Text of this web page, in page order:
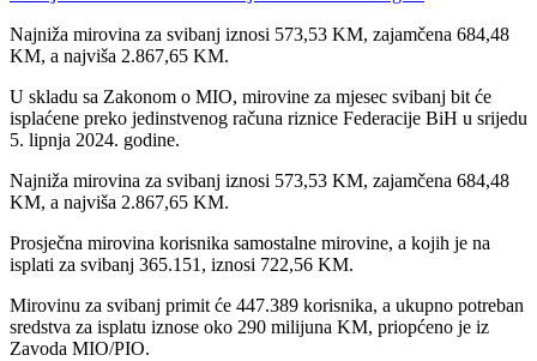
Najniža mirovina za svibanj iznosi 573,53 KM, zajamčena 684,48
KM, a najviša 2.867,65 KM.
U skladu sa Zakonom o MIO, mirovine za mjesec svibanj bit će
isplaćene preko jedinstvenog računa riznice Federacije BiH u srijedu
5. lipnja 2024. godine.
Najniža mirovina za svibanj iznosi 573,53 KM, zajamčena 684,48
KM, a najviša 2.867,65 KM.
Prosječna mirovina korisnika samostalne mirovine, a kojih je na
isplati za svibanj 365.151, iznosi 722,56 KM.
Mirovinu za svibanj primit će 447.389 korisnika, a ukupno potreban
sredstva za isplatu iznose oko 290 milijuna KM, priopćeno je iz
Zavoda MIO/PIO.